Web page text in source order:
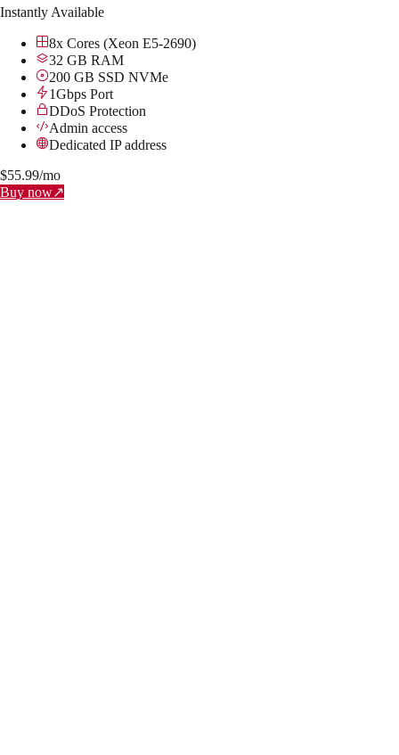
Instantly Available
8x Cores (Xeon E5-2690)
32 GB RAM
200 GB SSD NVMe
1Gbps Port
DDoS Protection
Admin access
Dedicated IP address
$55.99/mo
Buy now↗